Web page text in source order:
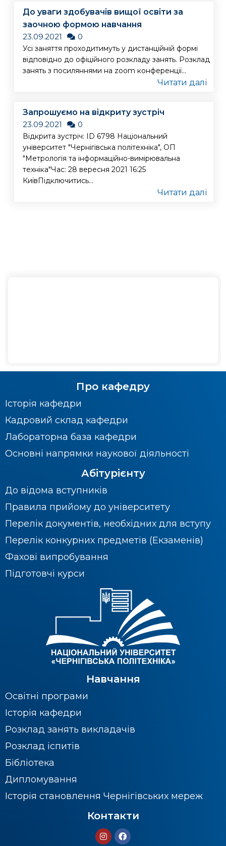
До уваги здобувачів вищої освіти за
заочною формою навчання
23.09.2021
0
Усі заняття проходитимуть у дистанційній формі
відповідно до офіційного розкладу занять. Розклад
занять з посиляннями на zoom конференції...
Читати далі
Запрошуємо на відкриту зустріч
23.09.2021
0
Відкрита зустріч: ID 6798 Національний
університет "Чернігівська політехніка", ОП
"Метрологія та інформаційно-вимірювальна
техніка"Час: 28 вересня 2021 16:25
КиївПідключитись...
Читати далі
Про кафедру
Історія кафедри
Кадровий склад кафедри
Лабораторна база кафедри
Основні напрямки наукової діяльності
Абітурієнту
До відома вступників
Правила прийому до університету
Перелік документів, необхідних для вступу
Перелік конкурних предметів (Екзаменів)
Фахові випробування
Підготовчі курси
Навчання
Освітні програми
Історія кафедри
Розклад занять викладачів
Розклад іспитів
Бібліотека
Дипломування
Історія становлення Чернігівських мереж
Контакти